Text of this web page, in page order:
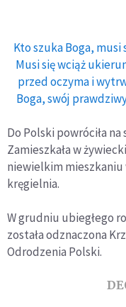
Kto szuka Boga,
Musi się wciąż
przed oczyma i
Boga, swój
Do Polski powróciła na
Zamieszkała w
niewielkim mieszkaniu
kręgielnia.
W grudniu ubiegłego
została odznaczona
Odrodzenia Polski.